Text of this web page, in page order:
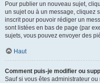
Pour publier un nouveau sujet,
un sujet ou à un message, cliquez
inscrit pour pouvoir rédiger un
sont listées en bas de page (par
sujets, vous pouvez envoyer des
Haut
Comment puis-je modifier ou
Sauf si vous êtes administrateur